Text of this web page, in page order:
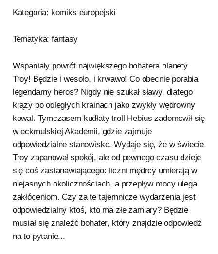
Kategoria: komiks europejski
Tematyka: fantasy
Wspaniały powrót największego bohatera planety
Troy! Będzie i wesoło, i krwawo! Co obecnie porabia
legendarny heros? Nigdy nie szukał sławy, dlatego
krąży po odległych krainach jako zwykły wędrowny
kowal. Tymczasem kudłaty troll Hebius zadomowił się
w eckmulskiej Akademii, gdzie zajmuje
odpowiedzialne stanowisko. Wydaje się, że w świecie
Troy zapanował spokój, ale od pewnego czasu dzieje
się coś zastanawiającego: liczni mędrcy umierają w
niejasnych okolicznościach, a przepływ mocy ulega
zakłóceniom. Czy za te tajemnicze wydarzenia jest
odpowiedzialny ktoś, kto ma złe zamiary? Będzie
musiał się znaleźć bohater, który znajdzie odpowiedź
na to pytanie...